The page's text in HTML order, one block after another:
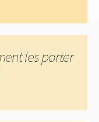
les porter